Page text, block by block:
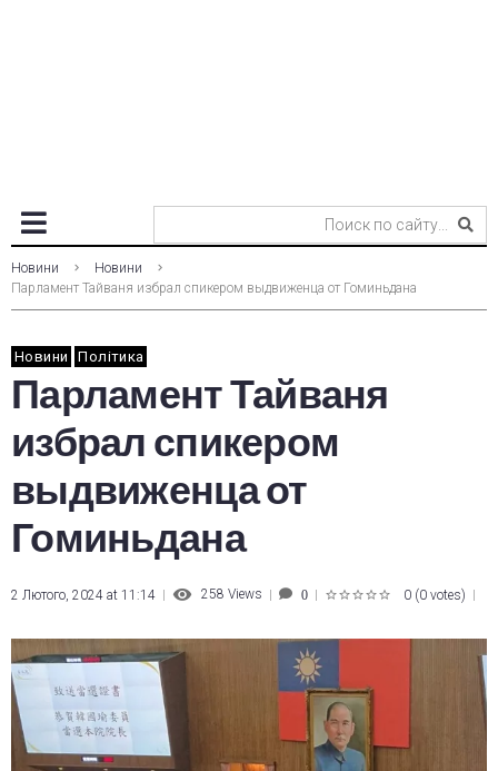
Новини
Новини
Парламент Тайваня избрал спикером выдвиженца от Гоминьдана
Новини Політика
Парламент Тайваня
избрал спикером
выдвиженца от
Гоминьдана
2 Лютого, 2024 at 11:14 258 Views 0 0 (0 votes)